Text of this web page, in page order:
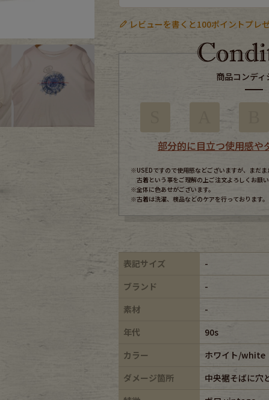
レビューを書くと100ポイントプレ
商品コンディ
部分的に目立つ使用感や
※USEDですので使用感などございますが、まだま
古着という事をご理解の上ご注文よろしくお願い
※全体に色あせがございます。
※古着は洗濯、検品などのケアを行っております。
表記サイズ
-
ブランド
-
素材
-
年代
90s
カラー
ホワイト/white
ダメージ箇所
中央裾そばに穴